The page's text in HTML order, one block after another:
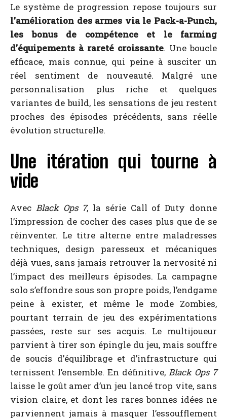
Le système de progression repose toujours sur
l’amélioration des armes via le Pack-a-Punch,
les bonus de compétence et le farming
d’équipements à rareté croissante. Une boucle
efficace, mais connue, qui peine à susciter un
réel sentiment de nouveauté. Malgré une
personnalisation plus riche et quelques
variantes de build, les sensations de jeu restent
proches des épisodes précédents, sans réelle
évolution structurelle.
Une itération qui tourne à
vide
Avec Black Ops 7, la série Call of Duty donne
l’impression de cocher des cases plus que de se
réinventer. Le titre alterne entre maladresses
techniques, design paresseux et mécaniques
déjà vues, sans jamais retrouver la nervosité ni
l’impact des meilleurs épisodes. La campagne
solo s’effondre sous son propre poids, l’endgame
peine à exister, et même le mode Zombies,
pourtant terrain de jeu des expérimentations
passées, reste sur ses acquis. Le multijoueur
parvient à tirer son épingle du jeu, mais souffre
de soucis d’équilibrage et d’infrastructure qui
ternissent l’ensemble. En définitive, Black Ops 7
laisse le goût amer d’un jeu lancé trop vite, sans
vision claire, et dont les rares bonnes idées ne
parviennent jamais à masquer l’essoufflement